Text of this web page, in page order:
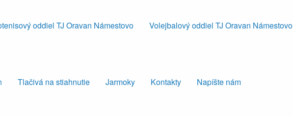
oddiel TJ Oravan Námestovo Volejbalový oddiel TJ Oravan Námestovo
Tlačivá na stiahnutie Jarmoky Kontakty Napíšte nám